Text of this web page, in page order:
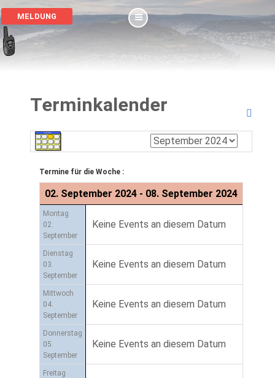
MELDUNG
Terminkalender
Termine für die Woche :
02. September 2024 - 08. September 2024
Montag
02.
September
Keine Events an diesem Datum
Dienstag
03.
September
Keine Events an diesem Datum
Mittwoch
04.
September
Keine Events an diesem Datum
Donnerstag
05.
September
Keine Events an diesem Datum
Freitag